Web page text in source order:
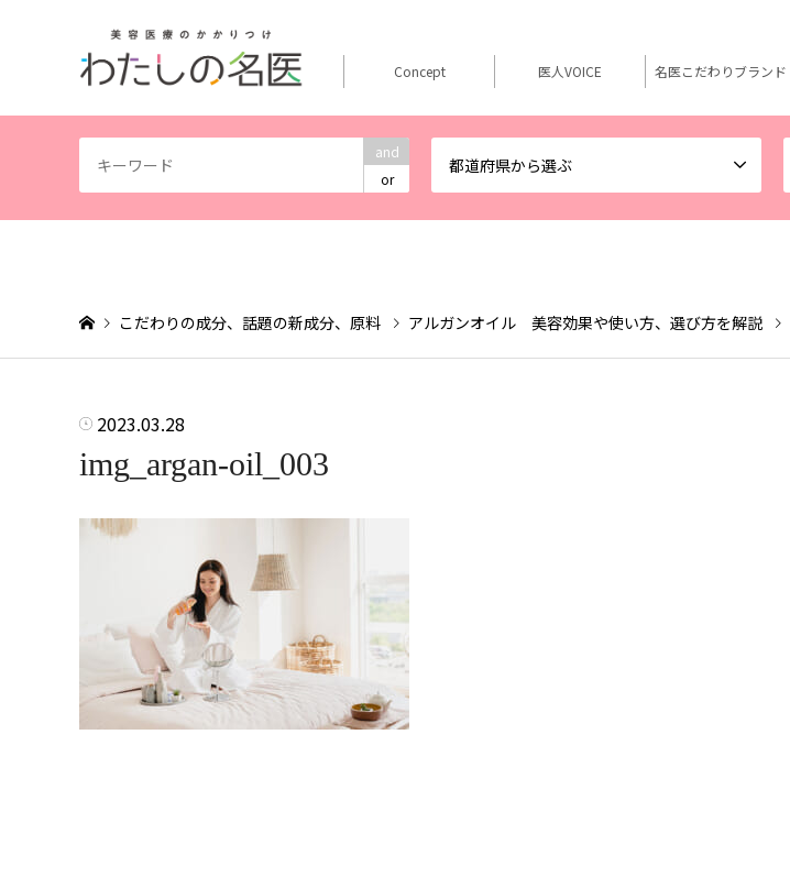
and
or
都道府県から選ぶ
Concept 医人VOICE 名医こだわりブランド
こだわりの成分、話題の新成分、原料 アルガンオイル 美容効果や使い方、選び方を解説
2023.03.28
img_argan-oil_003